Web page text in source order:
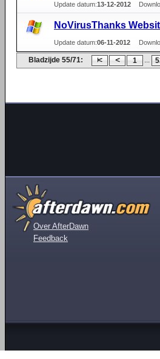
Update datum:13-12-2012
NoVirusThanks
Update datum:06-11-2012
Bladzijde 55/71: 1 ...
Over AfterDawn
Feedback